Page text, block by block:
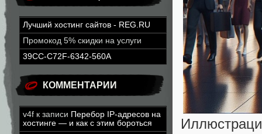
Лучший хостинг сайтов - REG.RU
Промокод 5% скидки на услуги
39CC-C72F-6342-560A
КОММЕНТАРИИ
v4f к записи Перебор IP-адресов на
хостинге — и как с этим бороться